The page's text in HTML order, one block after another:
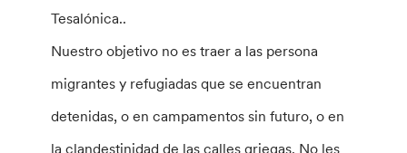
Tesalónica..
Nuestro objetivo no es traer a las persona
migrantes y refugiadas que se encuentran
detenidas, o en campamentos sin futuro, o en
la clandestinidad de las calles griegas. No les